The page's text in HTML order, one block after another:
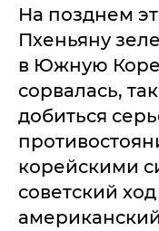
На позднем
Пхеньяну
в Южную
сорвалась,
добиться
корейскими
советский